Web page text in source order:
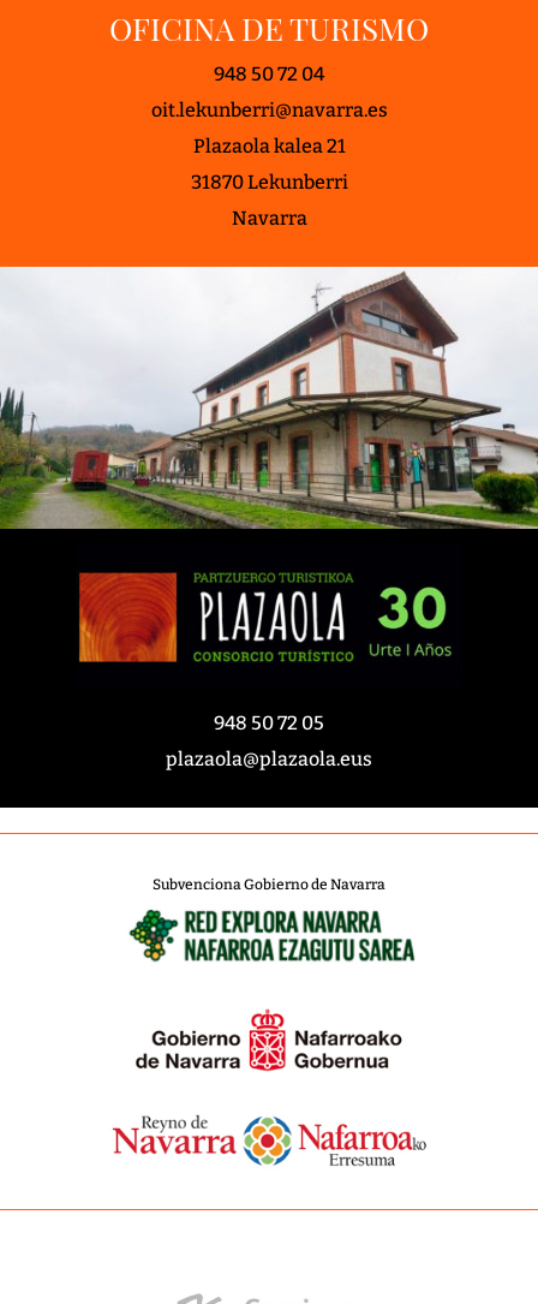
OFICINA DE TURISMO
948 50 72 04
oit.lekunberri@navarra.es
Plazaola kalea 21
31870 Lekunberri
Navarra
948 50 72 05
plazaola@plazaola.eus
Subvenciona Gobierno de Navarra